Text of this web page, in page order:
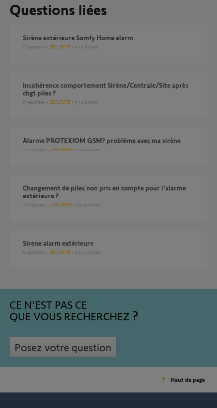
Questions liées
Sirène extérieure Somfy Home alarm
7 réponses SÉCURITÉ il y a 3 mois
Incohérence comportement Sirène/Centrale/Site après
chgt piles ?
0 réponses SÉCURITÉ il y a 2 mois
Alarme PROTEXIOM GSM? problème avec ma sirène
15 réponses SÉCURITÉ il y a 4 mois
Changement de piles non pris en compte pour l'alarme
extérieure ?
10 réponses SÉCURITÉ il y a 4 mois
Sirene alarm extérieure
4 réponses SÉCURITÉ il y a 13 jours
CE N'EST PAS CE
QUE VOUS RECHERCHEZ
Posez votre question
Haut de page